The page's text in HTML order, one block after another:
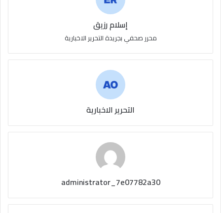
إسلام رزيق
محرر صحفي بجريدة التحرير الاخبارية
التحرير الاخبارية
administrator_7e07782a30